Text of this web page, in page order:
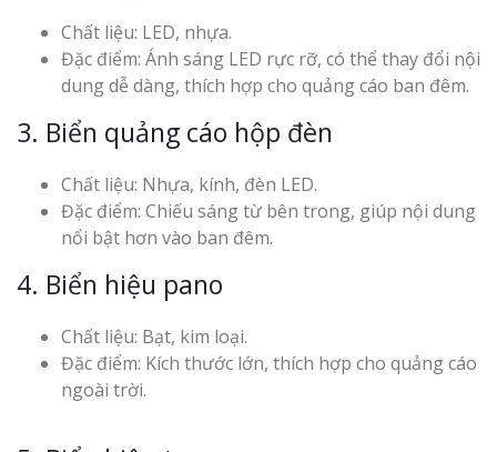
Chất liệu: LED, nhựa.
Đặc điểm: Ánh sáng LED rực rỡ, có thể thay đổi nội
dung dễ dàng, thích hợp cho quảng cáo ban đêm.
3. Biển quảng cáo hộp đèn
Chất liệu: Nhựa, kính, đèn LED.
Đặc điểm: Chiếu sáng từ bên trong, giúp nội dung
nổi bật hơn vào ban đêm.
4. Biển hiệu pano
Chất liệu: Bạt, kim loại.
Đặc điểm: Kích thước lớn, thích hợp cho quảng cáo
ngoài trời.